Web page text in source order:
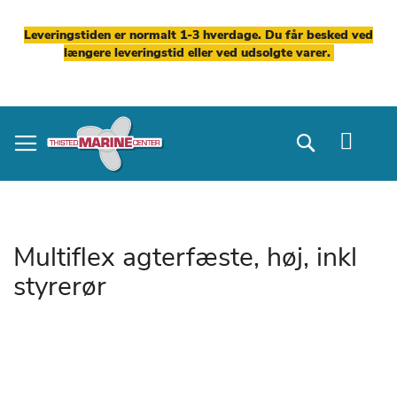
Leveringstiden er normalt 1-3 hverdage. Du får besked ved
længere leveringstid eller ved udsolgte varer.
to
Content
Search
Multiflex agterfæste, høj, inkl
styrerør